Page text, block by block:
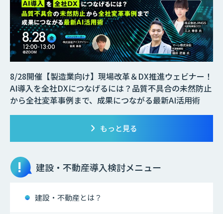
8/28開催【製造業向け】現場改革＆DX推進ウェビナー！
AI導入を全社DXにつなげるには？品質不具合の未然防止
から全社変革事例まで、成果につながる最新AI活用術
もっと見る
建設・不動産導入検討メニュー
建設・不動産とは？